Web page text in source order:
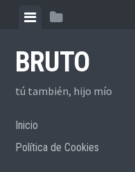
Skip to content
View menuView sidebar
BRUTO
tú también, hijo mío
Inicio
Política de Cookies